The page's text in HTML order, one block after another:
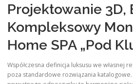
Projektowanie 3D,
Kompleksowy
Home SPA „Pod
Współczesna definicja luksusu we własnej
poza standardowe rozwiązania